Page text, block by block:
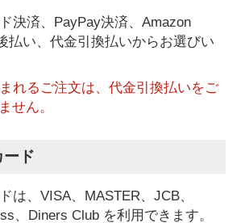
決済、PayPay決済、Amazon
払い、代金引換払いからお選びい
れるご注文は、代金引換払いをご
せん。
ード
は、VISA、MASTER、JCB、
、Diners Club を利用できます。